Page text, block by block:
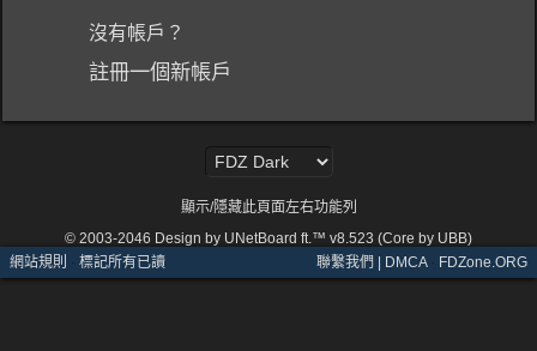
沒有帳戶？
註冊一個新帳戶
顯示/隱藏此頁面左右功能列
© 2003-2046 Design by UNetBoard ft.™ v8.523 (Core by UBB)
網站規則 · 標記所有已讀 聯繫我們 | DMCA· FDZone.ORG